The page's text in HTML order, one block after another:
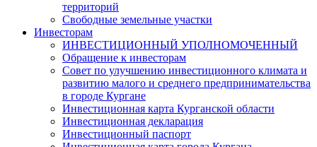
территорий
Свободные земельные участки
Инвесторам
ИНВЕСТИЦИОННЫЙ УПОЛНОМОЧЕННЫЙ
Обращение к инвесторам
Совет по улучшению инвестиционного климата и
развитию малого и среднего предпринимательства
в городе Кургане
Инвестиционная карта Курганской области
Инвестиционная декларация
Инвестиционный паспорт